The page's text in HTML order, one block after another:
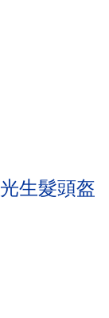
生髮頭盔